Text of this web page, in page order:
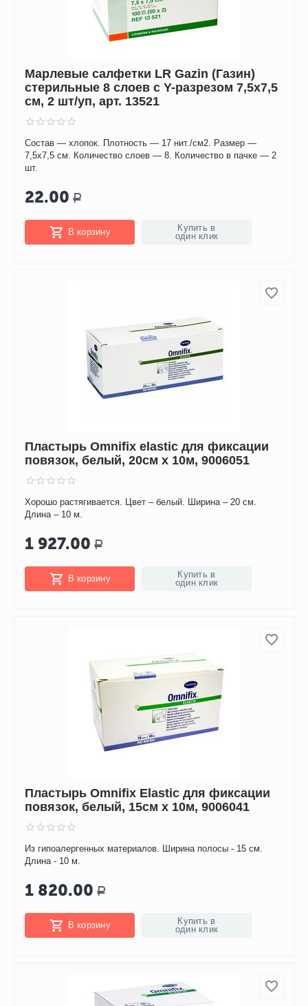
Марлевые салфетки LR Gazin (Газин)
стерильные 8 слоев с Y-разрезом 7,5х7,5
см, 2 шт/уп, арт. 13521
Состав — хлопок. Плотность — 17 нит./см2. Размер —
7,5х7,5 см. Количество слоев — 8. Количество в пачке — 2
шт.
22.00 Р
В корзину
Купить в
один клик
Пластырь Omnifix elastic для фиксации
повязок, белый, 20см х 10м, 9006051
Хорошо растягивается. Цвет – белый. Ширина – 20 см.
Длина – 10 м.
1 927.00 Р
В корзину
Купить в
один клик
Пластырь Omnifix Elastic для фиксации
повязок, белый, 15см х 10м, 9006041
Из гипоалергенных материалов. Ширина полосы - 15 см.
Длина - 10 м.
1 820.00 Р
В корзину
Купить в
один клик